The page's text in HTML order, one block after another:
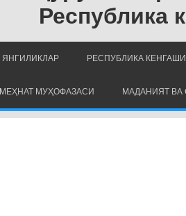
Республика
ЯНГИЛИКЛАР РЕСПУБЛИКА КЕНГАШИ
МЕҲНАТ МУҲОФАЗАСИ МАДАНИЯТ ВА